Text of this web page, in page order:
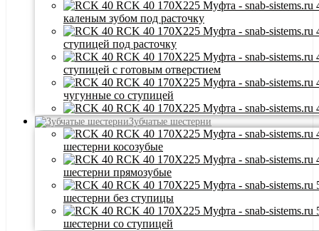
каленым зубом под расточку
ступицей под расточку
ступицей с готовым отверстием
чугунные со ступицей
Зубчатые шестерни
шестерни косозубые
шестерни прямозубые
шестерни без ступицы
шестерни со ступицей